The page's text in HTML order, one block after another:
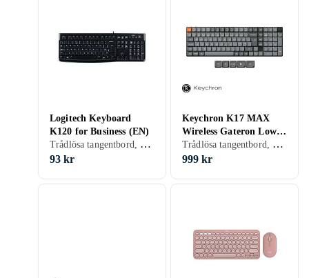
Logitech Keyboard
K120 for Business (EN)
Trådlösa tangentbord, Tangentbord med kabel, Engelsk, PC, Mac, Standard
93 kr
Keychron K17 MAX
Wireless Gateron Low
Profile Brown (Nordic)
Trådlösa tangentbord, Tangentbord med kabel, Gamingtangentbord, Mekaniska tangentbord, Mekaniskt, Gateron Brown, Engelsk, Mac, 75%
999 kr